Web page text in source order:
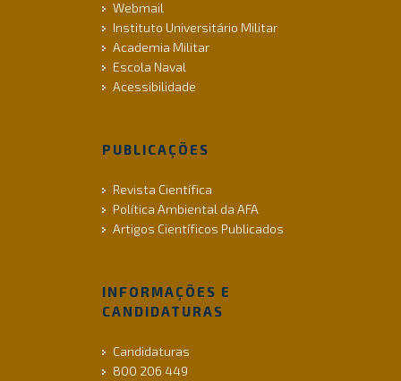
Webmail
Instituto Universitário Militar
Academia Militar
Escola Naval
Acessibilidade
PUBLICAÇÕES
Revista Científica
Política Ambiental da AFA
Artigos Científicos Publicados
INFORMAÇÕES E
CANDIDATURAS
Candidaturas
800 206 449